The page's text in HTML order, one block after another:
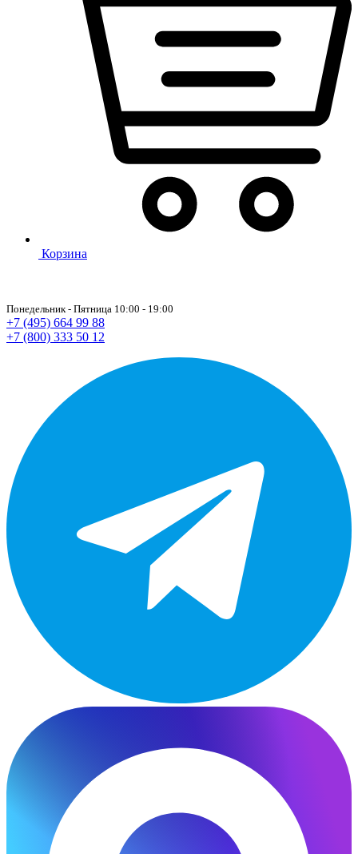
Корзина
Понедельник - Пятница 10:00 - 19:00
+7 (495) 664 99 88
+7 (800) 333 50 12